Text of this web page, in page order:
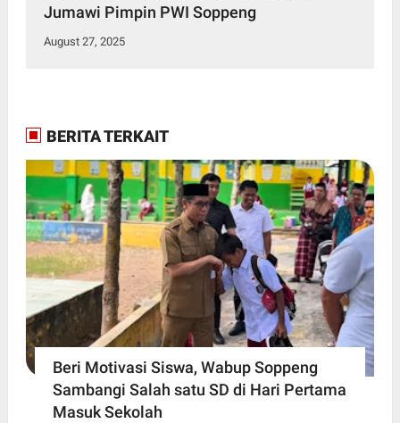
Jumawi Pimpin PWI Soppeng
August 27, 2025
BERITA TERKAIT
Beri Motivasi Siswa, Wabup Soppeng
Sambangi Salah satu SD di Hari Pertama
Masuk Sekolah